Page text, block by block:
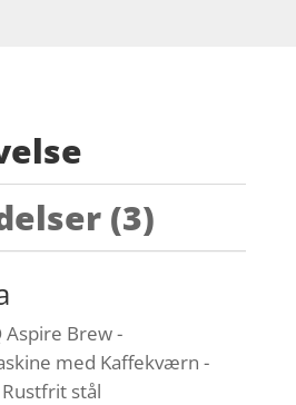
(3)
Aspire Brew -
med Kaffekværn -
Rustfrit stål